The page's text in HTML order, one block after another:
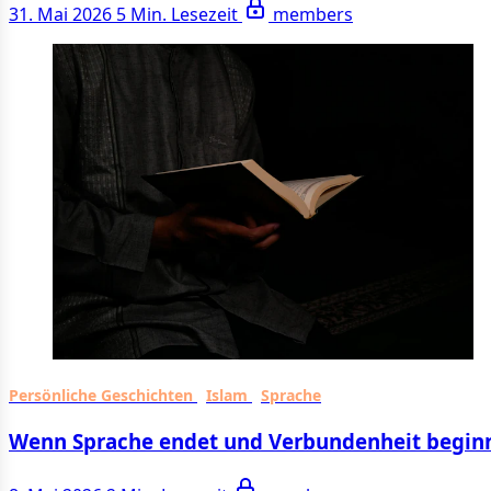
31. Mai 2026 5 Min. Lesezeit members
Persönliche Geschichten Islam Sprache
Wenn Sprache endet und Verbundenheit